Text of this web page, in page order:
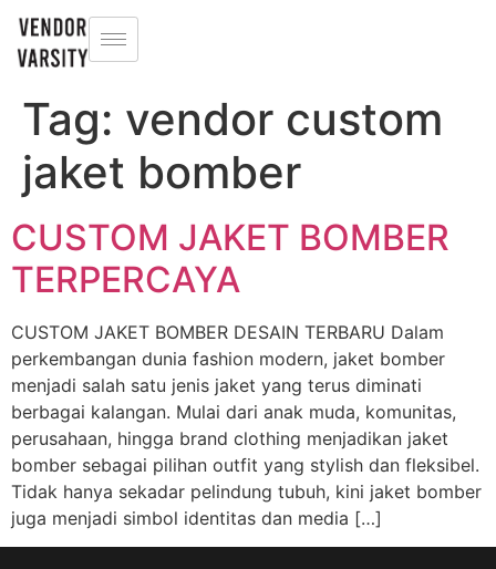
Tag: vendor custom
jaket bomber
CUSTOM JAKET BOMBER
TERPERCAYA
CUSTOM JAKET BOMBER DESAIN TERBARU Dalam
perkembangan dunia fashion modern, jaket bomber
menjadi salah satu jenis jaket yang terus diminati
berbagai kalangan. Mulai dari anak muda, komunitas,
perusahaan, hingga brand clothing menjadikan jaket
bomber sebagai pilihan outfit yang stylish dan fleksibel.
Tidak hanya sekadar pelindung tubuh, kini jaket bomber
juga menjadi simbol identitas dan media […]